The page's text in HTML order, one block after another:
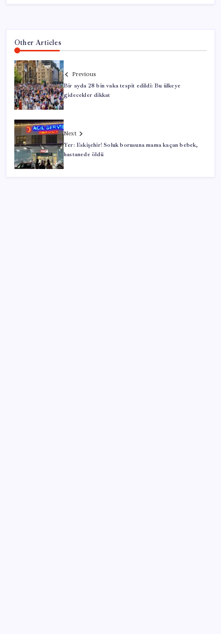
Other Articles
Previous
Bir ayda 28 bin vaka tespit edildi: Bu ülkeye
gidecekler dikkat
Next
Yer: Eskişehir! Soluk borusuna mama kaçan bebek,
hastanede öldü